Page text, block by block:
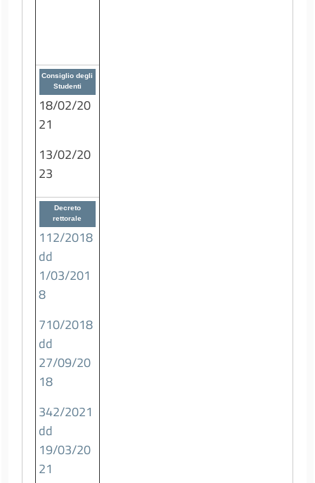
Consiglio degli
Studenti
18/02/20
21
13/02/20
23
Decreto
rettorale
112/2018
dd
1/03/201
8
710/2018
dd
27/09/20
18
342/2021
dd
19/03/20
21